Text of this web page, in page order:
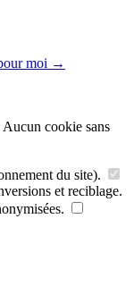
moi →
Aucun cookie sans
du site).
et reciblage.